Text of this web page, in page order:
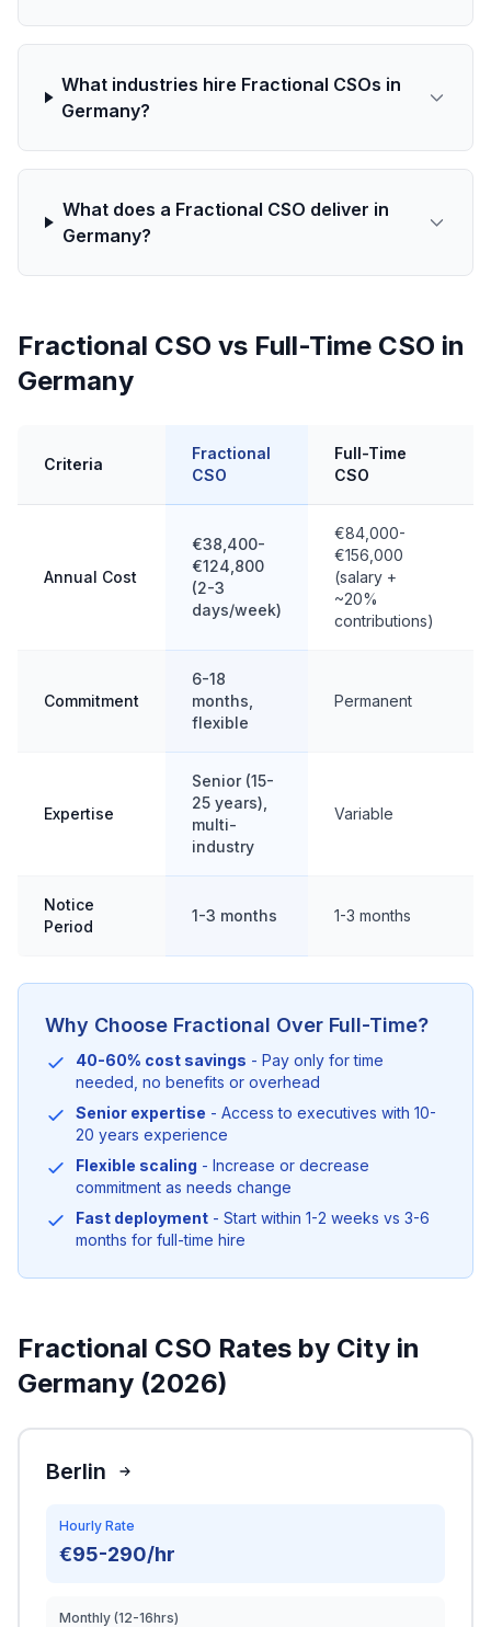
What industries hire Fractional CSOs in
Germany?
What does a Fractional CSO deliver in
Germany?
Fractional CSO vs Full-Time CSO in
Germany
Criteria
Fractional
CSO
Full-Time
CSO
Annual Cost
€38,400-
€124,800
(2-3
days/week)
€84,000-
€156,000
(salary +
~20%
contributions)
Commitment
6-18
months,
flexible
Permanent
Expertise
Senior (15-
25 years),
multi-
industry
Variable
Notice
Period
1-3 months 1-3 months
Why Choose Fractional Over Full-Time?
40-60% cost savings - Pay only for time
needed, no benefits or overhead
Senior expertise - Access to executives with 10-
20 years experience
Flexible scaling - Increase or decrease
commitment as needs change
Fast deployment - Start within 1-2 weeks vs 3-6
months for full-time hire
Fractional CSO Rates by City in
Germany (2026)
Berlin
Hourly Rate
€95-290/hr
Monthly (12-16hrs)